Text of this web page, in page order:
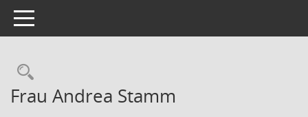
Toggle navigation
Rechercheauswahl
Frau Andrea Stamm